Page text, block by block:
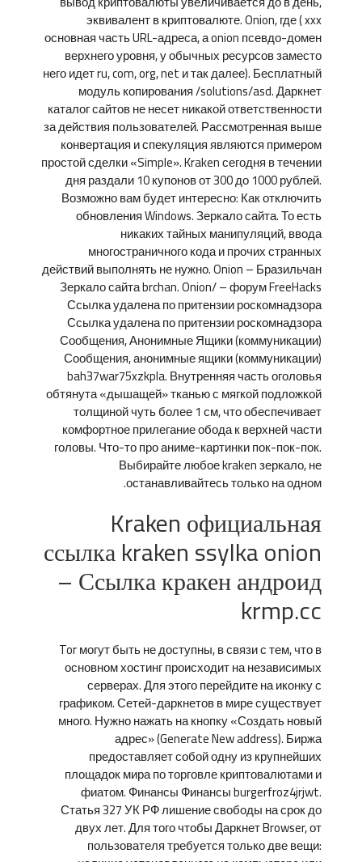
эквивалент в криптовалюте. Onion, где ( xxx
основная часть URL-адреса, а onion псевдо-домен
верхнего уровня, у обычных ресурсов заместо
него идет ru, com, org, net и так далее). Бесплатный
модуль копирования /solutions/asd. Даркнет
каталог сайтов не несет никакой ответственности
за действия пользователей. Рассмотренная выше
конвертация и спекуляция являются примером
простой сделки «Simple». Kraken сегодня в течении
дня раздали 10 купонов от 300 до 1000 рублей.
Возможно вам будет интересно: Как отключить
обновления Windows. Зеркало сайта. То есть
никаких тайных манипуляций, ввода
многостраничного кода и прочих странных
действий выполнять не нужно. Onion – Бразильчан
Зеркало сайта brchan. Onion/ – форум FreeHacks
Ссылка удалена по притензии роскомнадзора
Ссылка удалена по притензии роскомнадзора
Сообщения, Анонимные Ящики (коммуникации)
Сообщения, анонимные ящики (коммуникации)
bah37war75xzkpla. Внутренняя часть оголовья
обтянута «дышащей» тканью с мягкой подложкой
толщиной чуть более 1 см, что обеспечивает
комфортное прилегание обода к верхней части
головы. Что-то про аниме-картинки пок-пок-пок.
Выбирайте любое kraken зеркало, не
останавливайтесь только на одном.
Kraken официальная
ссылка kraken ssylka onion
– Ссылка кракен андроид
krmp.cc
Tor могут быть не доступны, в связи с тем, что в
основном хостинг происходит на независимых
серверах. Для этого перейдите на иконку с
графиком. Сетей-даркнетов в мире существует
много. Нужно нажать на кнопку «Создать новый
адрес» (Generate New address). Биржа
предоставляет собой одну из крупнейших
площадок мира по торговле криптовалютами и
фиатом. Финансы Финансы burgerfroz4jrjwt.
Статья 327 УК РФ лишение свободы на срок до
двух лет. Для того чтобы Даркнет Browser, от
пользователя требуется только две вещи: